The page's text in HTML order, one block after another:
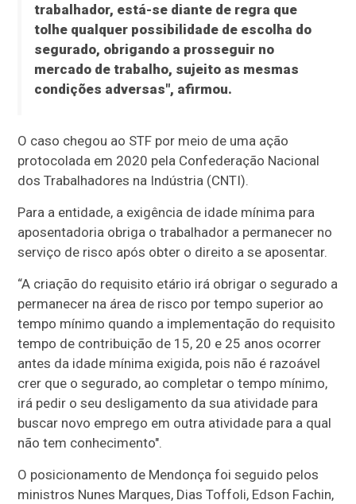
trabalhador, está-se diante de regra que
tolhe qualquer possibilidade de escolha do
segurado, obrigando a prosseguir no
mercado de trabalho, sujeito as mesmas
condições adversas", afirmou.
O caso chegou ao STF por meio de uma ação
protocolada em 2020 pela Confederação Nacional
dos Trabalhadores na Indústria (CNTI).
Para a entidade, a exigência de idade mínima para
aposentadoria obriga o trabalhador a permanecer no
serviço de risco após obter o direito a se aposentar.
“A criação do requisito etário irá obrigar o segurado a
permanecer na área de risco por tempo superior ao
tempo mínimo quando a implementação do requisito
tempo de contribuição de 15, 20 e 25 anos ocorrer
antes da idade mínima exigida, pois não é razoável
crer que o segurado, ao completar o tempo mínimo,
irá pedir o seu desligamento da sua atividade para
buscar novo emprego em outra atividade para a qual
não tem conhecimento".
O posicionamento de Mendonça foi seguido pelos
ministros Nunes Marques, Dias Toffoli, Edson Fachin,